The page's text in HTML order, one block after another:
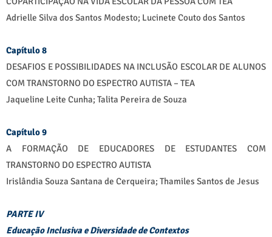
Adrielle Silva dos Santos Modesto; Lucinete Couto dos Santos
Capítulo 8
DESAFIOS E POSSIBILIDADES NA INCLUSÃO ESCOLAR DE ALUNOS
COM TRANSTORNO DO ESPECTRO AUTISTA – TEA
Jaqueline Leite Cunha; Talita Pereira de Souza
Capítulo 9
A FORMAÇÃO DE EDUCADORES DE ESTUDANTES COM
TRANSTORNO DO ESPECTRO AUTISTA
Irislândia Souza Santana de Cerqueira; Thamiles Santos de Jesus
PARTE IV
Educação Inclusiva e Diversidade de Contextos